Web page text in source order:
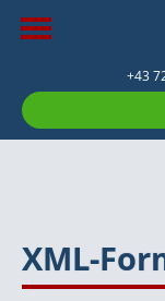
+43
XML-